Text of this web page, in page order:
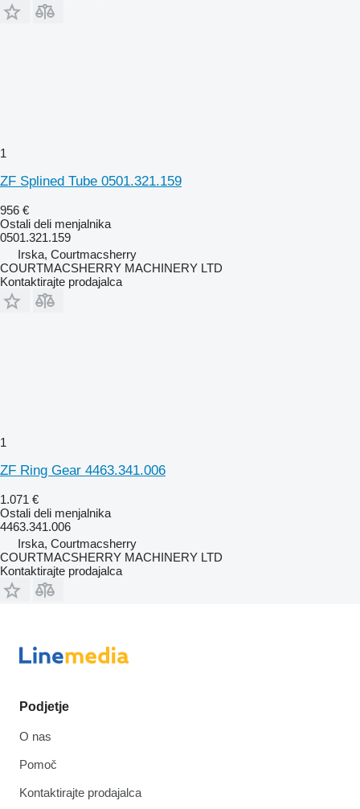
1
ZF Splined Tube 0501.321.159
956 €
Ostali deli menjalnika
0501.321.159
Irska, Courtmacsherry
COURTMACSHERRY MACHINERY LTD
Kontaktirajte prodajalca
1
ZF Ring Gear 4463.341.006
1.071 €
Ostali deli menjalnika
4463.341.006
Irska, Courtmacsherry
COURTMACSHERRY MACHINERY LTD
Kontaktirajte prodajalca
Podjetje
O nas
Pomoč
Kontaktirajte prodajalca